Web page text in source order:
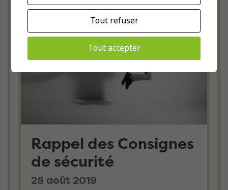
Rappel des Consignes
de sécurité
28 août 2019
Tout refuser
Tout accepter